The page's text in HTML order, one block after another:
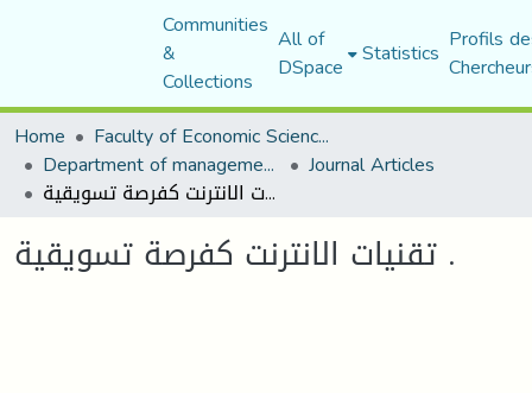
Communities
&
Collections
All of
DSpace Statistics Profils
Home
Faculty of Economic Sciences, Commerce and Management Sciences
Department of management sciences Journal Articles
تقنيات الانترنت كفرصة تسويقية .
تقنيات الانترنت كفرصة تسويقية .